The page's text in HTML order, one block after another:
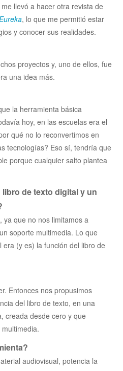
llevó a hacer otra revista de
, lo que me permitió estar
y conocer sus realidades.
proyectos y, uno de ellos, fue
una idea más.
la herramienta básica
hoy, en las escuelas era el
qué no lo reconvertimos en
tecnologías? Eso sí, tendría que
porque cualquier salto plantea
de texto digital y un
ya que no nos limitamos a
soporte multimedia. Lo que
(y es) la función del libro de
Entonces nos propusimos
del libro de texto, en una
creada desde cero y que
audiovisual, potencia la